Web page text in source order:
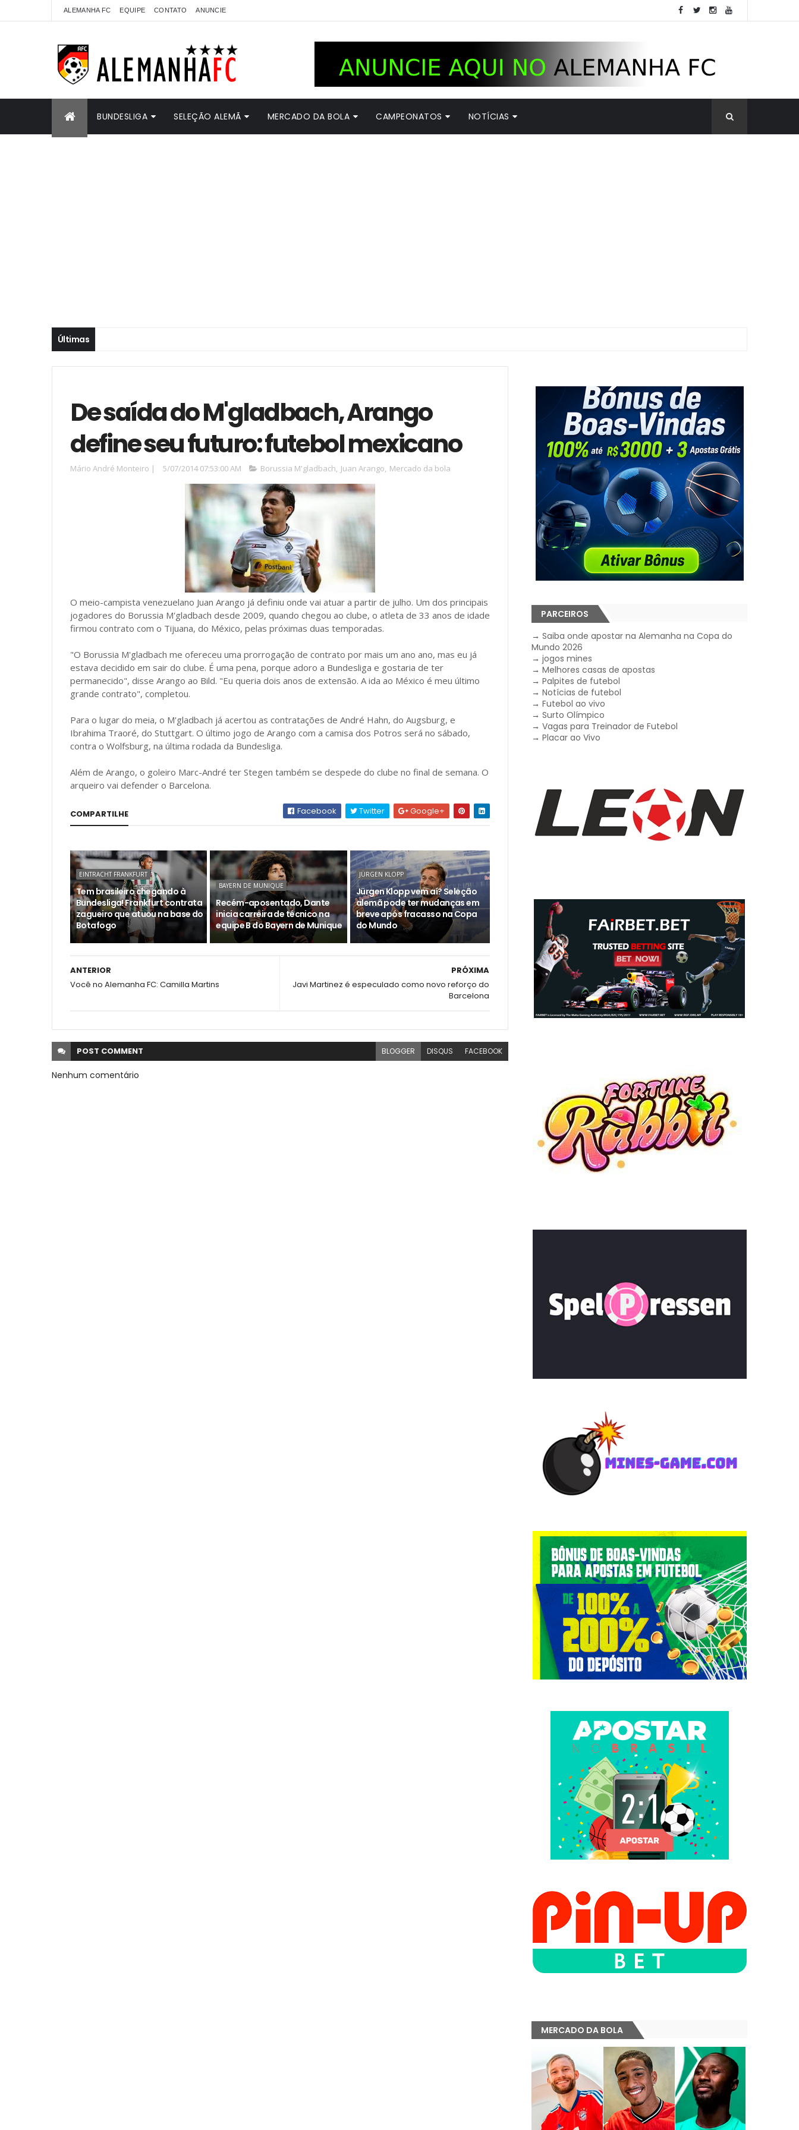
ALEMANHA FC EQUIPE CONTATO ANUNCIE
BUNDESLIGA SELEÇÃO ALEMÃ MERCADO DA BOLA CAMPEONATOS NOTÍCIAS
Últimas
De saída do M'gladbach, Arango
define seu futuro: futebol mexicano
Mário André Monteiro | 5/07/2014 07:53:00 AM Borussia M'gladbach, Juan Arango, Mercado da bola
O meio-campista venezuelano Juan Arango já definiu onde vai atuar a partir de julho. Um dos principais
jogadores do Borussia M'gladbach desde 2009, quando chegou ao clube, o atleta de 33 anos de idade
firmou contrato com o Tijuana, do México, pelas próximas duas temporadas.
"O Borussia M'gladbach me ofereceu uma prorrogação de contrato por mais um ano ano, mas eu já
estava decidido em sair do clube. É uma pena, porque adoro a Bundesliga e gostaria de ter
permanecido", disse Arango ao Bild. "Eu queria dois anos de extensão. A ida ao México é meu último
grande contrato", completou.
Para o lugar do meia, o M'gladbach já acertou as contratações de André Hahn, do Augsburg, e
Ibrahima Traoré, do Stuttgart. O último jogo de Arango com a camisa dos Potros será no sábado,
contra o Wolfsburg, na última rodada da Bundesliga.
Além de Arango, o goleiro Marc-André ter Stegen também se despede do clube no final de semana. O
arqueiro vai defender o Barcelona.
COMPARTILHE Facebook Twitter Google+
EINTRACHT FRANKFURT
Tem brasileiro chegando à
Bundesliga! Frankfurt contrata
zagueiro que atuou na base do
Botafogo
BAYERN DE MUNIQUE
Recém-aposentado, Dante
inicia carreira de técnico na
equipe B do Bayern de Munique
JÜRGEN KLOPP
Jürgen Klopp vem aí? Seleção
alemã pode ter mudanças em
breve após fracasso na Copa
do Mundo
PRÓXIMA
Javi Martinez é especulado como novo reforço do
Barcelona
ANTERIOR
Você no Alemanha FC: Camilla Martins
POST COMMENT BLOGGER DISQUS FACEBOOK
Nenhum comentário
PARCEIROS
→Saiba onde apostar na Alemanha na Copa do
Mundo 2026
→jogos mines
→Melhores casas de apostas
→Palpites de futebol
→Notícias de futebol
→Futebol ao vivo
→Surto Olímpico
→Vagas para Treinador de Futebol
→Placar ao Vivo
MERCADO DA BOLA